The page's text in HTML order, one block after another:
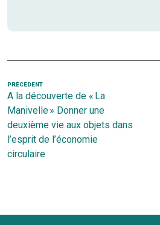
Navigation
de
l’article
Article
précédent
PRÉCÉDENT
A la découverte de « La
Manivelle » Donner une
deuxième vie aux objets dans
l’esprit de l’économie
circulaire